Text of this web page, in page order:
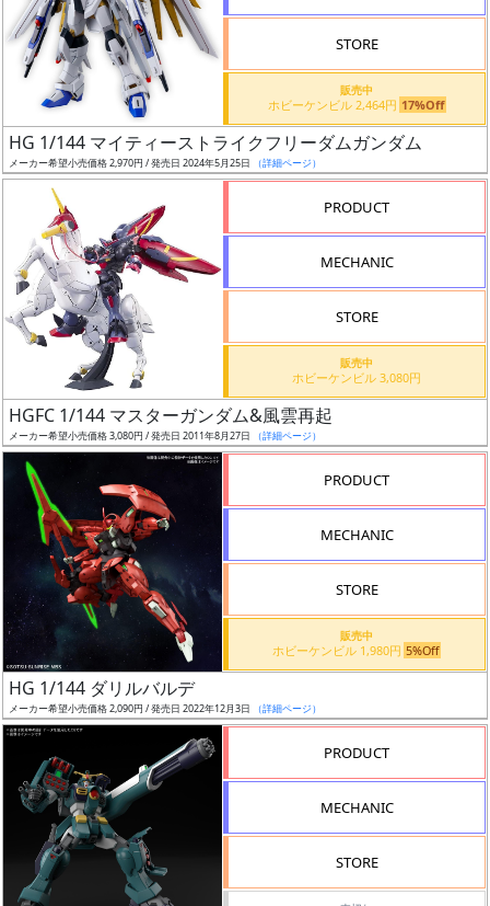
ー
ズ・
タ
売
切
含
開
始
前
抽
選
中
庫
STORE
販売中
ホビーケンビル 2,464円 17%Off
HG 1/144 マイティーストライクフリーダムガンダム
メーカー希望小売価格 2,970円 / 発売日 2024年5月25日 （詳細ページ）
PRODUCT
MECHANIC
STORE
販売中
ホビーケンビル 3,080円
HGFC 1/144 マスターガンダム&風雲再起
メーカー希望小売価格 3,080円 / 発売日 2011年8月27日 （詳細ページ）
PRODUCT
MECHANIC
STORE
販売中
ホビーケンビル 1,980円 5%Off
HG 1/144 ダリルバルデ
メーカー希望小売価格 2,090円 / 発売日 2022年12月3日 （詳細ページ）
PRODUCT
MECHANIC
STORE